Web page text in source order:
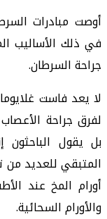
أوصت مبادرات
في ذلك الأساليب
جراحة السرطان.
لا يعد فاست
لفرق جراحة
بل يقول
المتبقي للعديد من
أورام المخ عند
والأورام السحائية.